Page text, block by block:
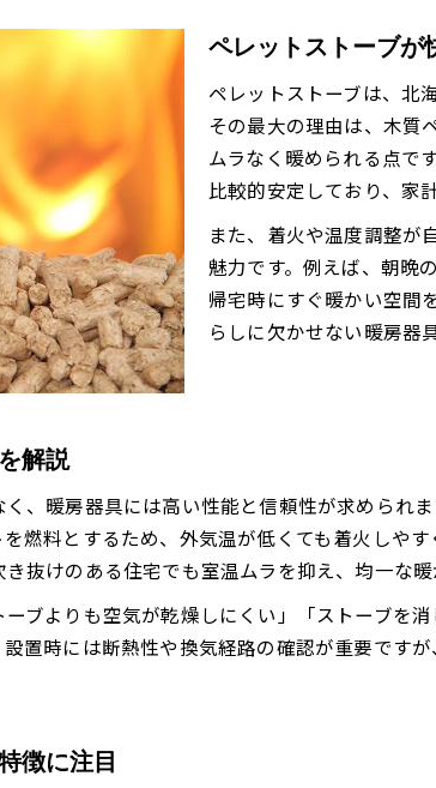
家族が安心できるペレットストー
冬場のランニングコストを抑える方
ランニングコストが安定する理由を徹底
ペレットストーブの燃料費が安定
北海道でのペレットストーブのラ
燃料価格の変動に強いペレットス
ペレットストーブのコスト比較と
ペレットストーブの燃費試算と節
ペレットストーブを選ぶなら何が決め
ペレットストーブ選びで重視すべき
ペレットストーブのデザイン性と
厳寒の北海道に適した暖房方法を探る
寒さに強いペレットストーブの理
ペレットストーブが
ペレットストーブは、北
その最大の理由は、木質
ムラなく暖められる点で
比較的安定しており、家
また、着火や温度調整が
魅力です。例えば、朝晩
帰宅時にすぐ暖かい空間
らしに欠かせない暖房器
解説
、暖房器具には高い性能と信頼性が求められ
燃料とするため、外気温が低くても着火しや
抜けのある住宅でも室温ムラを抑え、均一な暖
ブよりも空気が乾燥しにくい」「ストーブを
置時には断熱性や換気経路の確認が重要です
徴に注目